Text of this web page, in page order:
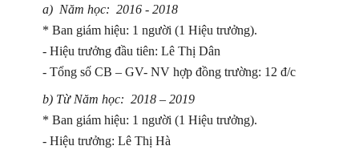
a) Năm học: 2016 - 2018
* Ban giám hiệu: 1 người (1 Hiệu trưởng).
- Hiệu trưởng đầu tiên: Lê Thị Dân
- Tổng số CB – GV- NV hợp đồng trường: 12 đ/c
b) Từ Năm học: 2018 – 2019
* Ban giám hiệu: 1 người (1 Hiệu trưởng).
- Hiệu trưởng: Lê Thị Hà